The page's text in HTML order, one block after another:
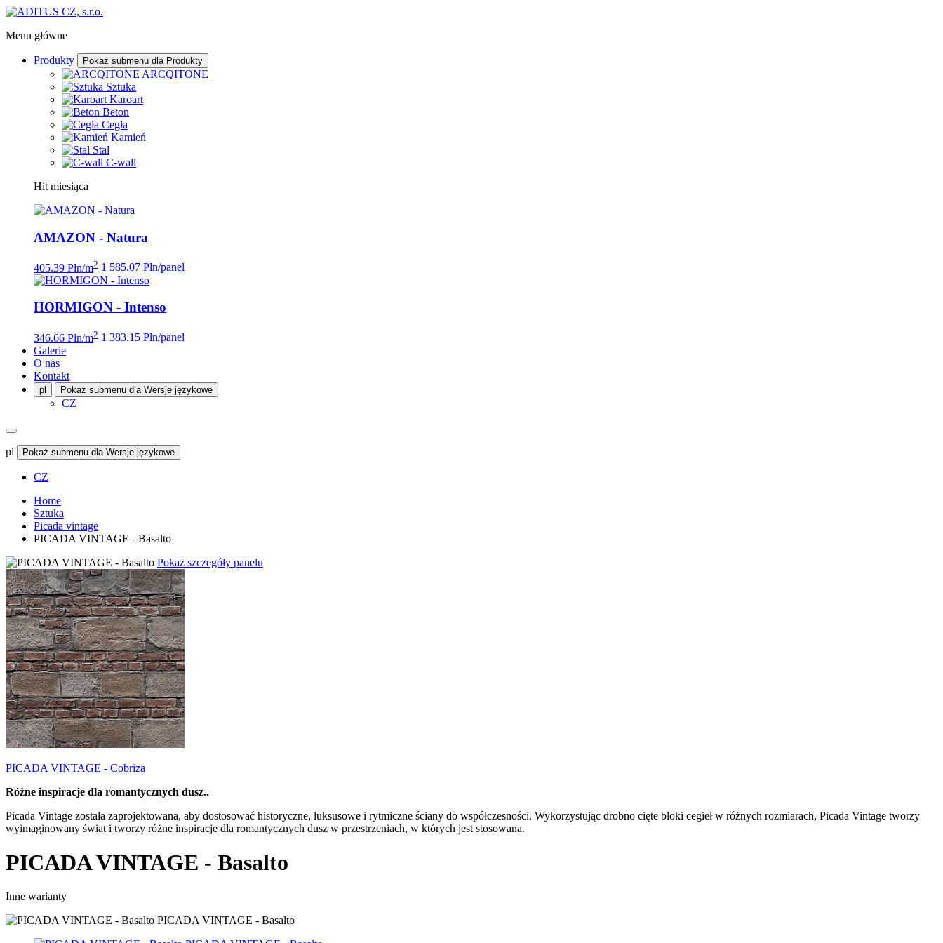
Menu główne
Produkty Pokaż submenu dla Produkty
ARCQITONE
Sztuka
Karoart
Beton
Cegła
Kamień
Stal
C-wall
Hit miesiąca
AMAZON - Natura
405.39 Pln/m2 1 585.07 Pln/panel
HORMIGON - Intenso
346.66 Pln/m2 1 383.15 Pln/panel
Galerie
O nas
Kontakt
pl Pokaż submenu dla Wersje językowe
CZ
pl Pokaż submenu dla Wersje językowe
CZ
Home
Sztuka
Picada vintage
PICADA VINTAGE - Basalto
Pokaż szczegóły panelu
PICADA VINTAGE - Cobriza
Różne inspiracje dla romantycznych dusz..
Picada Vintage została zaprojektowana, aby dostosować historyczne, luksusowe i rytmiczne ściany do współczesności. Wykorzystując drobno cięte bloki cegieł w różnych rozmiarach, Picada Vintage tworzy
wyimaginowany świat i tworzy różne inspiracje dla romantycznych dusz w przestrzeniach, w których jest stosowana.
PICADA VINTAGE - Basalto
Inne warianty
PICADA VINTAGE - Basalto